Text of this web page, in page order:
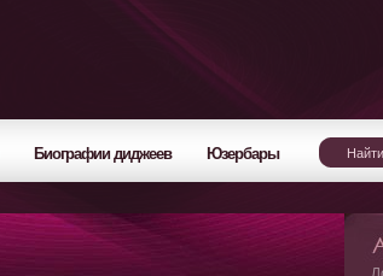
Биографии диджеев Юзербары